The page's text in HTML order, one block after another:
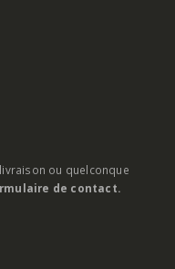
ou quelconque
de contact.